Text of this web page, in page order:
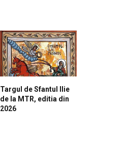
Targul de Sfantul Ilie
de la MTR, editia din
2026